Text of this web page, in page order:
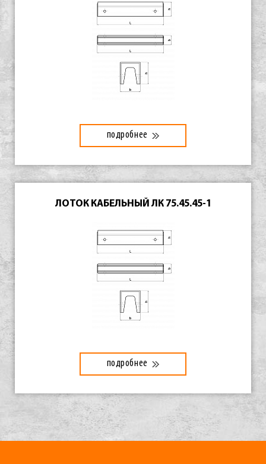
подробнее
ЛОТОК КАБЕЛЬНЫЙ ЛК 75.45.45-1
подробнее